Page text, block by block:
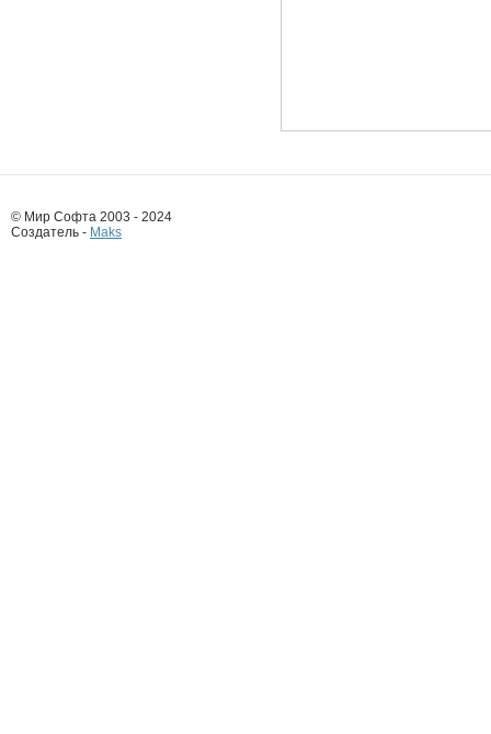
© Мир Софта 2003 - 2024
Создатель - Maks